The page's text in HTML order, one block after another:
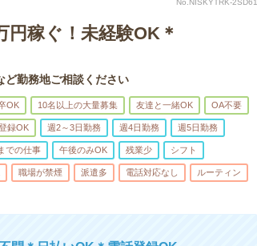
No.NISKYTRK-2SD61
円稼ぐ！未経験OK＊
勤務地ご相談ください
OK 10名以上の大量募集 友達と一緒OK OA不要
録OK 週2～3日勤務 週4日勤務 週5日勤務
での仕事 午後のみOK 残業少 シフト
職場が禁煙 派遣多 電話対応なし ルーティン